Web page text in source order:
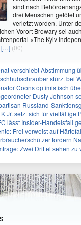
sind nach
drei Menschen getötet
verletzt worden. Unter
Vorort Browary sei
«The Kyiv
[…] (00)
Abstimmung über das Clarity Act: Auswirkungen auf
stürzt bei
Coons optimistisch über Senatsabstimmungen
Dusty Johnson setzt sich für zügige
Russland-Sanktionsgesetz: Ein Schritt in
setzt sich für vielfältige Perspektiven in der
lässt Insider-Handelsfall gegen von Trump
Frei verweist auf Härtefall- und
fordern
Zwei Drittel sehen zu viel